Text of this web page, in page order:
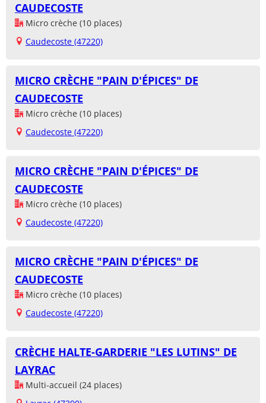
CAUDECOSTE
Micro crèche (10 places)
Caudecoste (47220)
MICRO CRÈCHE "PAIN D'ÉPICES" DE
CAUDECOSTE
Micro crèche (10 places)
Caudecoste (47220)
MICRO CRÈCHE "PAIN D'ÉPICES" DE
CAUDECOSTE
Micro crèche (10 places)
Caudecoste (47220)
MICRO CRÈCHE "PAIN D'ÉPICES" DE
CAUDECOSTE
Micro crèche (10 places)
Caudecoste (47220)
CRÈCHE HALTE-GARDERIE "LES LUTINS" DE
LAYRAC
Multi-accueil (24 places)